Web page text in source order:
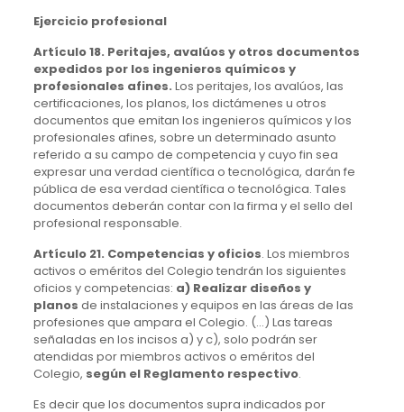
Ejercicio profesional
Artículo 18. Peritajes, avalúos y otros documentos
expedidos por los ingenieros químicos y
profesionales afines. Los peritajes, los avalúos, las
certificaciones, los planos, los dictámenes u otros
documentos que emitan los ingenieros químicos y los
profesionales afines, sobre un determinado asunto
referido a su campo de competencia y cuyo fin sea
expresar una verdad científica o tecnológica, darán fe
pública de esa verdad científica o tecnológica. Tales
documentos deberán contar con la firma y el sello del
profesional responsable.
Artículo 21. Competencias y oficios. Los miembros
activos o eméritos del Colegio tendrán los siguientes
oficios y competencias: a) Realizar diseños y
planos de instalaciones y equipos en las áreas de las
profesiones que ampara el Colegio. (…) Las tareas
señaladas en los incisos a) y c), solo podrán ser
atendidas por miembros activos o eméritos del
Colegio, según el Reglamento respectivo.
Es decir que los documentos supra indicados por